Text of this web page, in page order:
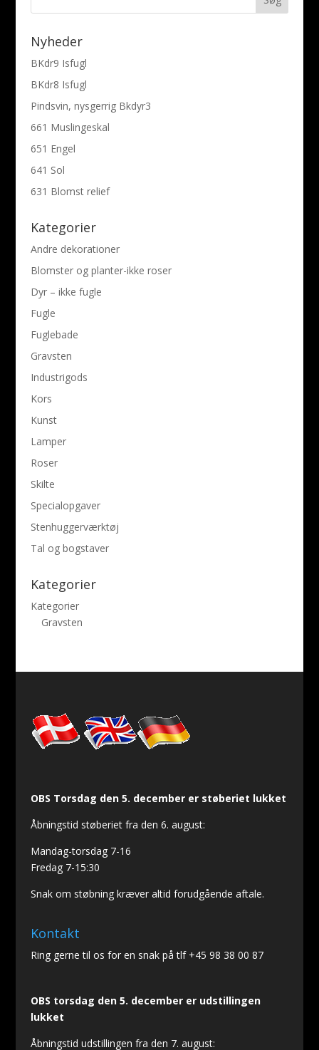
Nyheder
BKdr9 Isfugl
BKdr8 Isfugl
Pindsvin, nysgerrig Bkdyr3
661 Muslingeskal
651 Engel
641 Sol
631 Blomst relief
Kategorier
Andre dekorationer
Blomster og planter-ikke roser
Dyr – ikke fugle
Fugle
Fuglebade
Gravsten
Industrigods
Kors
Kunst
Lamper
Roser
Skilte
Specialopgaver
Stenhuggerværktøj
Tal og bogstaver
Kategorier
Kategorier
Gravsten
OBS Torsdag den 5. december er støberiet lukket
Åbningstid støberiet fra den 6. august:
Mandag-torsdag 7-16
Fredag 7-15:30
Snak om støbning kræver altid forudgående aftale.
Kontakt
Ring gerne til os for en snak på tlf +45 98 38 00 87
OBS torsdag den 5. december er udstillingen
lukket
Åbningstid udstillingen fra den 7. august: